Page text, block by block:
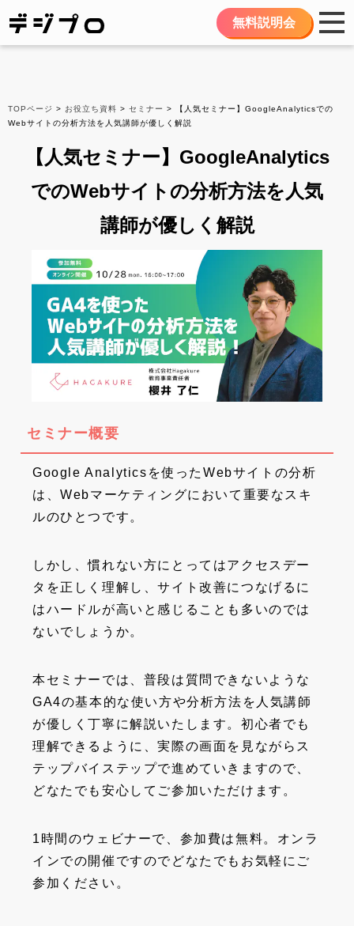
無料説明会
TOPページ > お役立ち資料 > セミナー > 【人気セミナー】GoogleAnalyticsでの
Webサイトの分析方法を人気講師が優しく解説
【人気セミナー】GoogleAnalytics
でのWebサイトの分析方法を人気
講師が優しく解説
セミナー概要
Google Analyticsを使ったWebサイトの分析
は、Webマーケティングにおいて重要なスキ
ルのひとつです。
しかし、慣れない方にとってはアクセスデー
タを正しく理解し、サイト改善につなげるに
はハードルが高いと感じることも多いのでは
ないでしょうか。
本セミナーでは、普段は質問できないような
GA4の基本的な使い方や分析方法を人気講師
が優しく丁寧に解説いたします。初心者でも
理解できるように、実際の画面を見ながらス
テップバイステップで進めていきますので、
どなたでも安心してご参加いただけます。
1時間のウェビナーで、参加費は無料。オンラ
インでの開催ですのでどなたでもお気軽にご
参加ください。